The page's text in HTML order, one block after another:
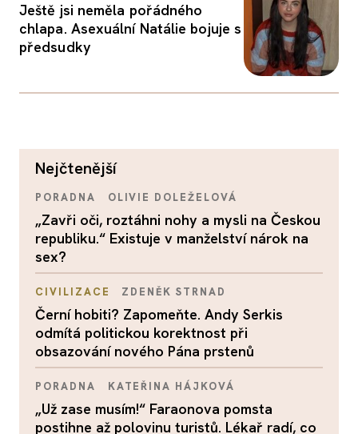
Ještě jsi neměla pořádného
chlapa. Asexuální Natálie bojuje s
předsudky
nejčtenější
PORADNA OLIVIE DOLEŽELOVÁ
„Zavři oči, roztáhni nohy a mysli na Českou
republiku.“ Existuje v manželství nárok na
sex?
CIVILIZACE ZDENĚK STRNAD
Černí hobiti? Zapomeňte. Andy Serkis
odmítá politickou korektnost při
obsazování nového Pána prstenů
PORADNA KATEŘINA HÁJKOVÁ
„Už zase musím!“ Faraonova pomsta
postihne až polovinu turistů. Lékař radí, co